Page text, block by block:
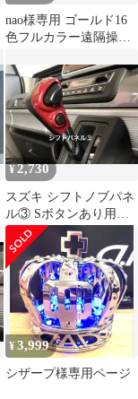
nao様専用 ゴールド16
色フルカラー遠隔操作
コード付き
¥2,730
スズキ シフトノブパネ
ル③ Sボタンあり用
レッド 新型ハスラー
¥3,999
シザープ様専用ページ